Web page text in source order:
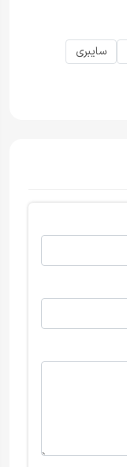
سایبری